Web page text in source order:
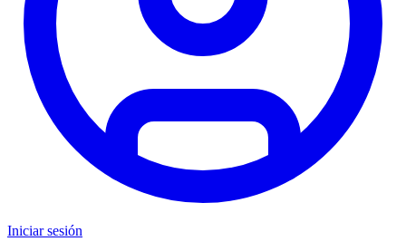
Iniciar sesión